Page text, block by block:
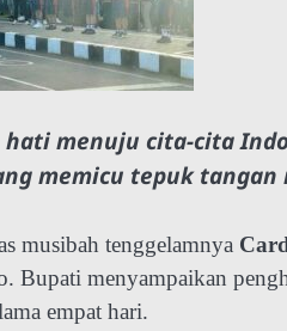
menuju cita-cita
memicu tepuk tangan
musibah tenggelamnya
Bupati menyampaikan
empat hari.